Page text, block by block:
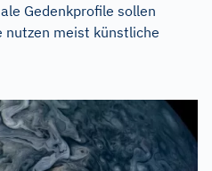
Gedenkprofile sollen
nutzen meist künstliche